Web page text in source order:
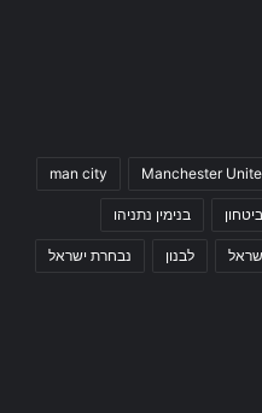
Manchester
man city
ביטחון בנימין נתניהו
לבנון נבחרת ישראל